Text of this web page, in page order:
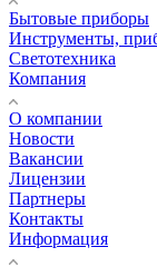
Бытовые приборы
Инструменты,
Светотехника
Компания
О компании
Новости
Вакансии
Лицензии
Партнеры
Контакты
Информация